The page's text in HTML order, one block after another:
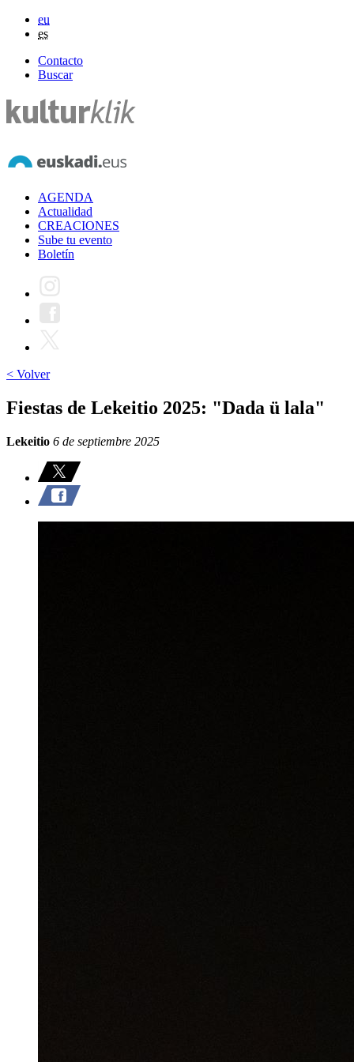
eu
es
Contacto
Buscar
AGENDA
Actualidad
CREACIONES
Sube tu evento
Boletín
< Volver
Fiestas de Lekeitio 2025: "Dada ü lala"
Lekeitio 6 de septiembre 2025